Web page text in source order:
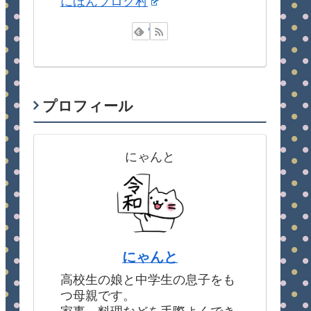
プロフィール
にゃんと
にゃんと
高校生の娘と中学生の息子をも
つ母親です。